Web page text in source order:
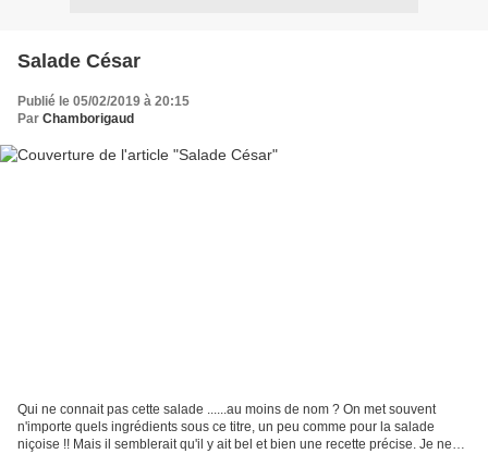
Salade César
Publié le 05/02/2019 à 20:15
Par Chamborigaud
Qui ne connait pas cette salade ......au moins de nom ? On met souvent
n'importe quels ingrédients sous ce titre, un peu comme pour la salade
niçoise !! Mais il semblerait qu'il y ait bel et bien une recette précise. Je ne